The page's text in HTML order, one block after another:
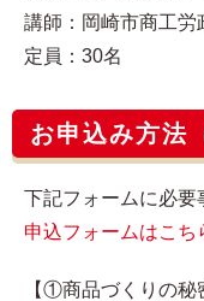
講師：岡崎市商工
定員：30名
お申込み方法
下記フォームに必要
申込フォームはこち
【①商品づくりの